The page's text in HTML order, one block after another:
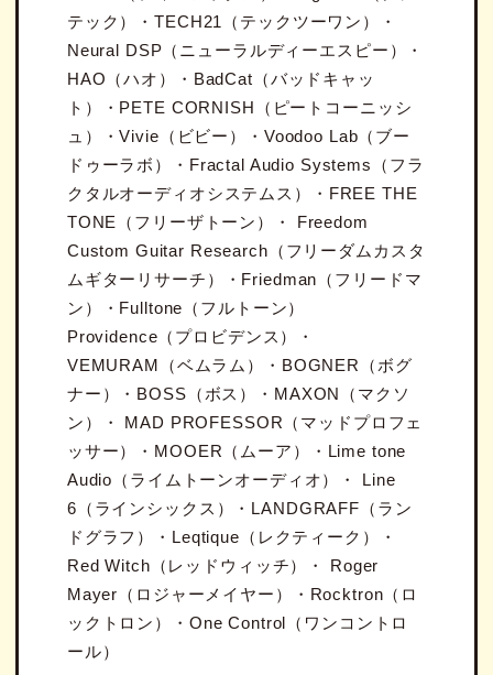
テック）・TECH21（テックツーワン）・
Neural DSP（ニューラルディーエスピー）・
HAO（ハオ）・BadCat（バッドキャッ
ト）・PETE CORNISH（ピートコーニッシ
ュ）・Vivie（ビビー）・Voodoo Lab（ブー
ドゥーラボ）・Fractal Audio Systems（フラ
クタルオーディオシステムス）・FREE THE
TONE（フリーザトーン）・ Freedom
Custom Guitar Research（フリーダムカスタ
ムギターリサーチ）・Friedman（フリードマ
ン）・Fulltone（フルトーン）
Providence（プロビデンス）・
VEMURAM（ベムラム）・BOGNER（ボグ
ナー）・BOSS（ボス）・MAXON（マクソ
ン）・ MAD PROFESSOR（マッドプロフェ
ッサー）・MOOER（ムーア）・Lime tone
Audio（ライムトーンオーディオ）・ Line
6（ラインシックス）・LANDGRAFF（ラン
ドグラフ）・Leqtique（レクティーク）・
Red Witch（レッドウィッチ）・ Roger
Mayer（ロジャーメイヤー）・Rocktron（ロ
ックトロン）・One Control（ワンコントロ
ール）